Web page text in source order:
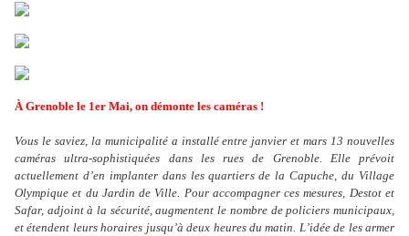
À Grenoble le 1er Mai, on démonte les caméras !
Vous le saviez, la municipalité a installé entre janvier et mars 13 nouvelles
caméras ultra-sophistiquées dans les rues de Grenoble. Elle prévoit
actuellement d’en implanter dans les quartiers de la Capuche, du Village
Olympique et du Jardin de Ville. Pour accompagner ces mesures, Destot et
Safar, adjoint à la sécurité, augmentent le nombre de policiers municipaux,
et étendent leurs horaires jusqu’à deux heures du matin. L’idée de les armer